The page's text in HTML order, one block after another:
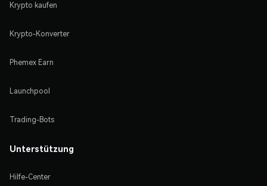
Krypto kaufen
Krypto-Konverter
Phemex Earn
Launchpool
Trading-Bots
Unterstützung
Hilfe-Center